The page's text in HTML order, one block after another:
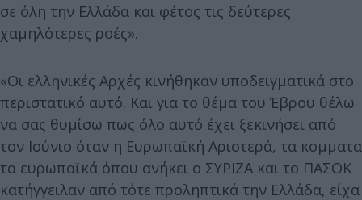
σε όλη την Ελλάδα και φέτος τις δεύτερες
χαμηλότερες ροές».
«Οι ελληνικές Αρχές κινήθηκαν υποδειγματικά στο
περιστατικό αυτό. Και για το θέμα του Έβρου θέλω
να σας θυμίσω πως όλο αυτό έχει ξεκινήσει από
τον Ιούνιο όταν η Ευρωπαϊκή Αριστερά, τα κομματα
τα ευρωπαϊκά όπου ανήκει ο ΣΥΡΙΖΑ και το ΠΑΣΟΚ
κατήγγειλαν από τότε προληπτικά την Ελλάδα, είχα